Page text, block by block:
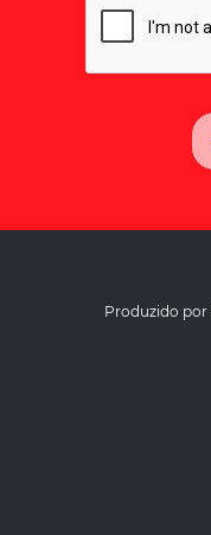
Produzido por